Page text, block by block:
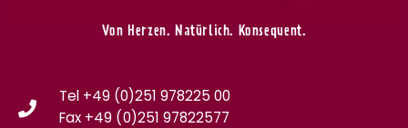
Von Herzen. Natürlich. Konsequent.
Tel +49 (0)251 978225 00
Fax +49 (0)251 97822577